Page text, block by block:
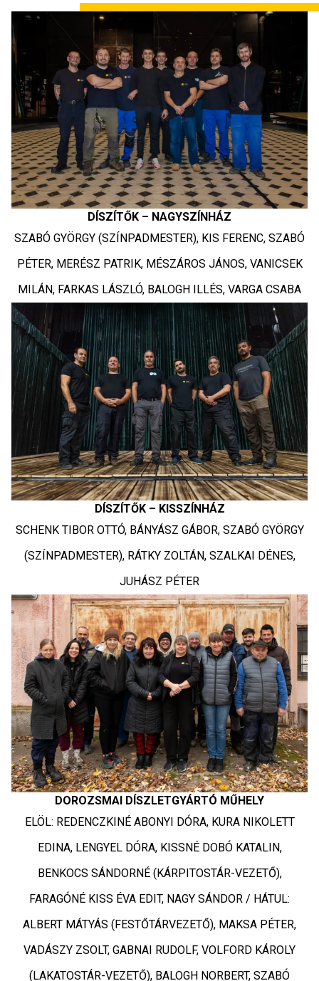
DÍSZÍTŐK – NAGYSZÍNHÁZ
SZABÓ GYÖRGY (SZÍNPADMESTER), KIS FERENC, SZABÓ
PÉTER, MERÉSZ PATRIK, MÉSZÁROS JÁNOS, VANICSEK
MILÁN, FARKAS LÁSZLÓ, BALOGH ILLÉS, VARGA CSABA
DÍSZÍTŐK – KISSZÍNHÁZ
SCHENK TIBOR OTTÓ, BÁNYÁSZ GÁBOR, SZABÓ GYÖRGY
(SZÍNPADMESTER), RÁTKY ZOLTÁN, SZALKAI DÉNES,
JUHÁSZ PÉTER
DOROZSMAI DÍSZLETGYÁRTÓ MŰHELY
ELÖL: REDENCZKINÉ ABONYI DÓRA, KURA NIKOLETT
EDINA, LENGYEL DÓRA, KISSNÉ DOBÓ KATALIN,
BENKOCS SÁNDORNÉ (KÁRPITOSTÁR-VEZETŐ),
FARAGÓNÉ KISS ÉVA EDIT, NAGY SÁNDOR / HÁTUL:
ALBERT MÁTYÁS (FESTŐTÁRVEZETŐ), MAKSA PÉTER,
VADÁSZY ZSOLT, GABNAI RUDOLF, VOLFORD KÁROLY
(LAKATOSTÁR-VEZETŐ), BALOGH NORBERT, SZABÓ